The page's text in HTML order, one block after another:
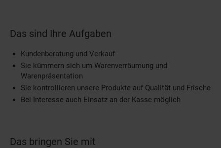
Das sind Ihre Aufgaben
Kundenberatung und Verkauf
Sie kümmern sich um Warenverräumung und
Warenpräsentation
Sie kontrollieren unsere Produkte auf Qualität und Frische
Bei Interesse auch Einsatz an der Kasse möglich
Das bringen Sie mit